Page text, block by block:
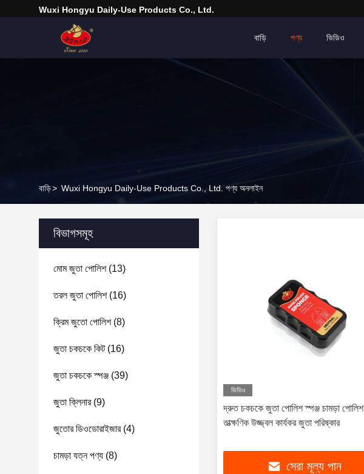
Wuxi Hongyu Daily-Use Products Co., Ltd.
বাড়ি পণ্য ভিডিও
বাড়ি> Wuxi Hongyu Daily-Use Products Co., Ltd. পণ্য অনলাইন
বিভাগসমূহ
মোম জুতা পোলিশ(13)
তরল জুতা পোলিশ(16)
ক্রিম জুতো পোলিশ(8)
জুতা চকচকে কিট(16)
জুতা চকচকে স্পঞ্জ (39)
জুতা ক্লিনার(9)
জুতোর ডিওডোরাইজার(4)
চামড়া যত্ন পণ্য (8)
ভিডিও
দ্রুত চকচকে জুতা পোলিশ স্পঞ্জ চামড়া পোলিশ
তাত্ক্ষণিক উজ্জ্বল কার্যকর জুতা পরিষ্কার
সেরা মূল্য পান